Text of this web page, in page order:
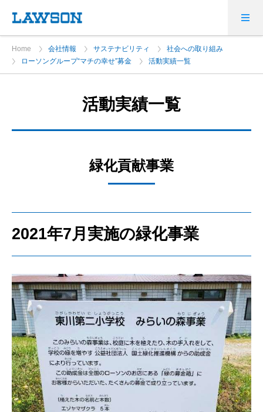
Home 会社情報 サステナビリティ
社会への取り組み
ローソングループ“マチの幸せ”募金
活動実績一覧
活動実績一覧
緑化貢献事業
2021年7月実施の緑化事業